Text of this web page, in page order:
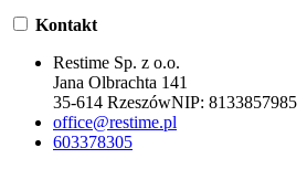
Kontakt
Restime Sp. z o.o.
Jana Olbrachta 141
35-614 RzeszówNIP: 8133857985
office@restime.pl
603378305